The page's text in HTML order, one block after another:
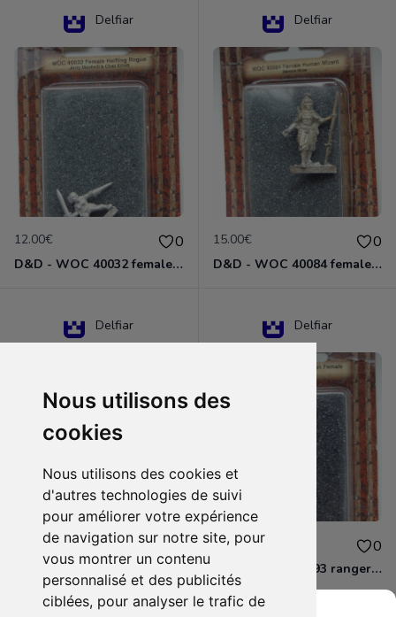
Nous utilisons des
cookies
Nous utilisons des cookies et
d'autres technologies de suivi
pour améliorer votre expérience
de navigation sur notre site, pour
vous montrer un contenu
personnalisé et des publicités
ciblées, pour analyser le trafic de
Delfiar
12.00€ 0
D&D - WOC 40032 female halfling rogue Miniature - Donjons Dragons
Delfiar
15.00€ 0
D&D - WOC 40084 female human wizard Miniature - Donjons Dragons
Delfiar
15.00€ 0
D&D - 88286 paladin human male Miniature - Donjons Dragons
Delfiar
12.00€ 0
D&D - WOC 40093 ranger human female Miniature - Donjons Dragons